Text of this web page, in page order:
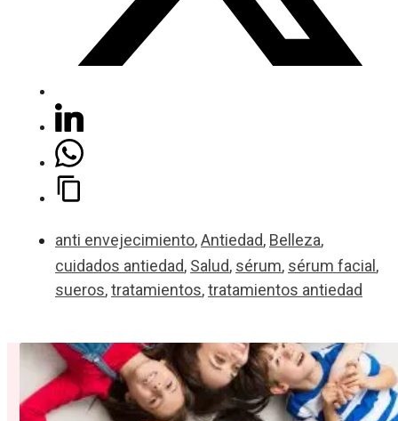
anti envejecimiento,Antiedad, Belleza,
cuidados antiedad, Salud, sérum, sérum facial,
sueros,tratamientos,tratamientos antiedad